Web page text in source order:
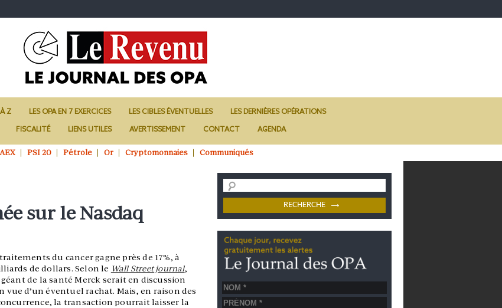
Z LES OPA EN 7 EXERCICES LES CIBLES ÉVENTUELLES LES DERNIÈRES OPÉRATIONS
FISCALITÉ LIENS UTILES AVERTISSEMENT CONTACT AGENDA
AEX PSI 20 Pétrole Or Cryptomonnaies Communiqués
sur le Nasdaq
du cancer gagne près de 17%, à
de dollars. Selon le Wall Street journal,
de la santé Merck serait en discussion
vue d’un éventuel rachat. Mais, en raison des
la transaction pourrait laisser la